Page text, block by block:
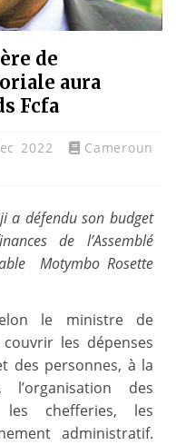
de
aura
Fcfa
2022
Cameroun
a défendu son budget
de l’Assemblé
Motymbo Rosette
le ministre de
les dépenses
des personnes, à la
des
les chefferies, les
administratif.